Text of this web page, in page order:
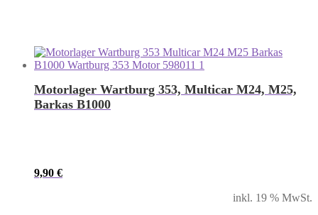
Motorlager Wartburg 353, Multicar M24, M25,
Barkas B1000
9,90 €
inkl. 19 % MwSt.